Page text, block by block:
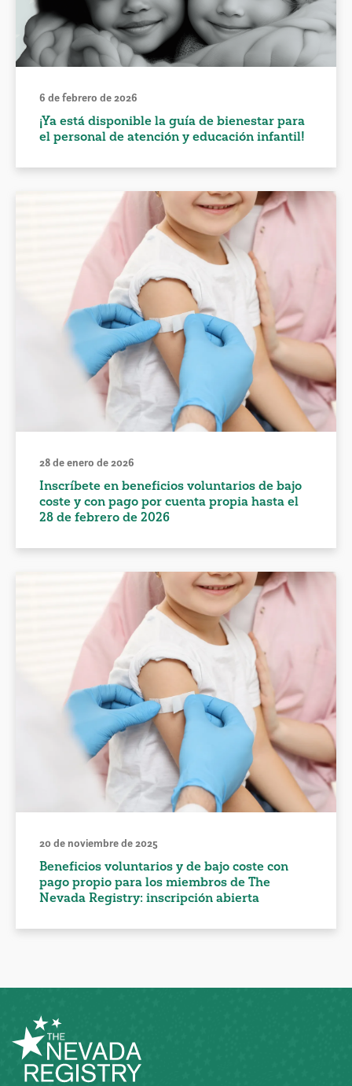
6 de febrero de 2026
¡Ya está disponible la guía de bienestar para
el personal de atención y educación infantil!
28 de enero de 2026
Inscríbete en beneficios voluntarios de bajo
coste y con pago por cuenta propia hasta el
28 de febrero de 2026
20 de noviembre de 2025
Beneficios voluntarios y de bajo coste con
pago propio para los miembros de The
Nevada Registry: inscripción abierta